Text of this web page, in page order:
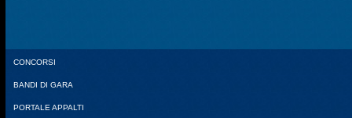
CONCORSI
BANDI DI GARA
PORTALE APPALTI